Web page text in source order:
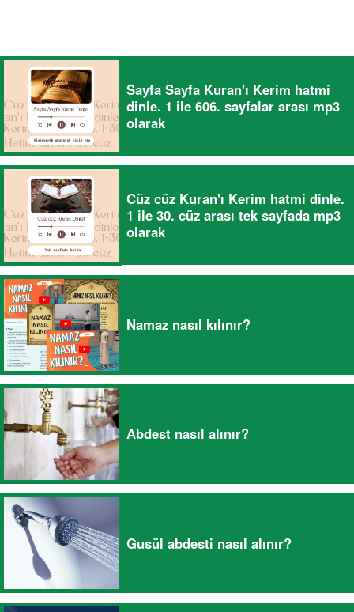
Sayfa Sayfa Kuran'ı Kerim hatmi
dinle. 1 ile 606. sayfalar arası mp3
olarak
Cüz cüz Kuran'ı Kerim hatmi dinle.
1 ile 30. cüz arası tek sayfada mp3
olarak
Namaz nasıl kılınır?
Abdest nasıl alınır?
Gusül abdesti nasıl alınır?